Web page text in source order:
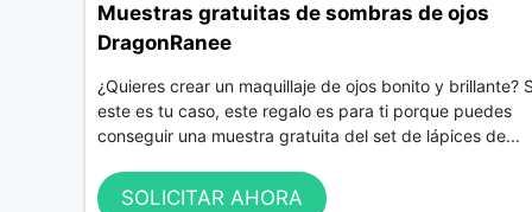
Muestras gratuitas de sombras de ojos
DragonRanee
¿Quieres crear un maquillaje de ojos bonito y brillante?
este es tu caso, este regalo es para ti porque puedes
conseguir una muestra gratuita del set de lápices de...
SOLICITAR AHORA